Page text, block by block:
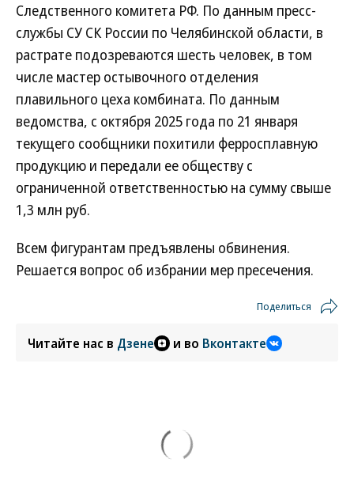
Следственного комитета РФ. По данным пресс-
службы СУ СК России по Челябинской области, в
растрате подозреваются шесть человек, в том
числе мастер остывочного отделения
плавильного цеха комбината. По данным
ведомства, с октября 2025 года по 21 января
текущего сообщники похитили ферросплавную
продукцию и передали ее обществу с
ограниченной ответственностью на сумму свыше
1,3 млн руб.
Всем фигурантам предъявлены обвинения.
Решается вопрос об избрании мер пресечения.
Поделиться
Читайте нас в Дзене и во Вконтакте